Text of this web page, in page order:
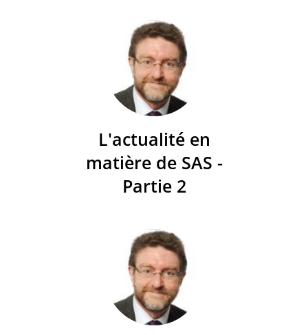
L'actualité en
matière de SAS -
Partie 2